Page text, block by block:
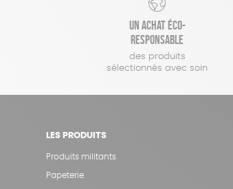
Un achat éco-
responsable
des produits
sélectionnés avec soin
LES PRODUITS
Produits militants
Papeterie